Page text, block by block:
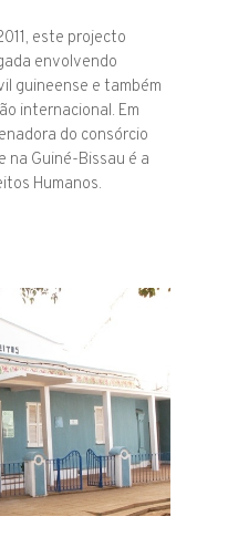
este projecto
envolvendo
guineense e também
internacional. Em
do consórcio
na Guiné-Bissau é a
Humanos.